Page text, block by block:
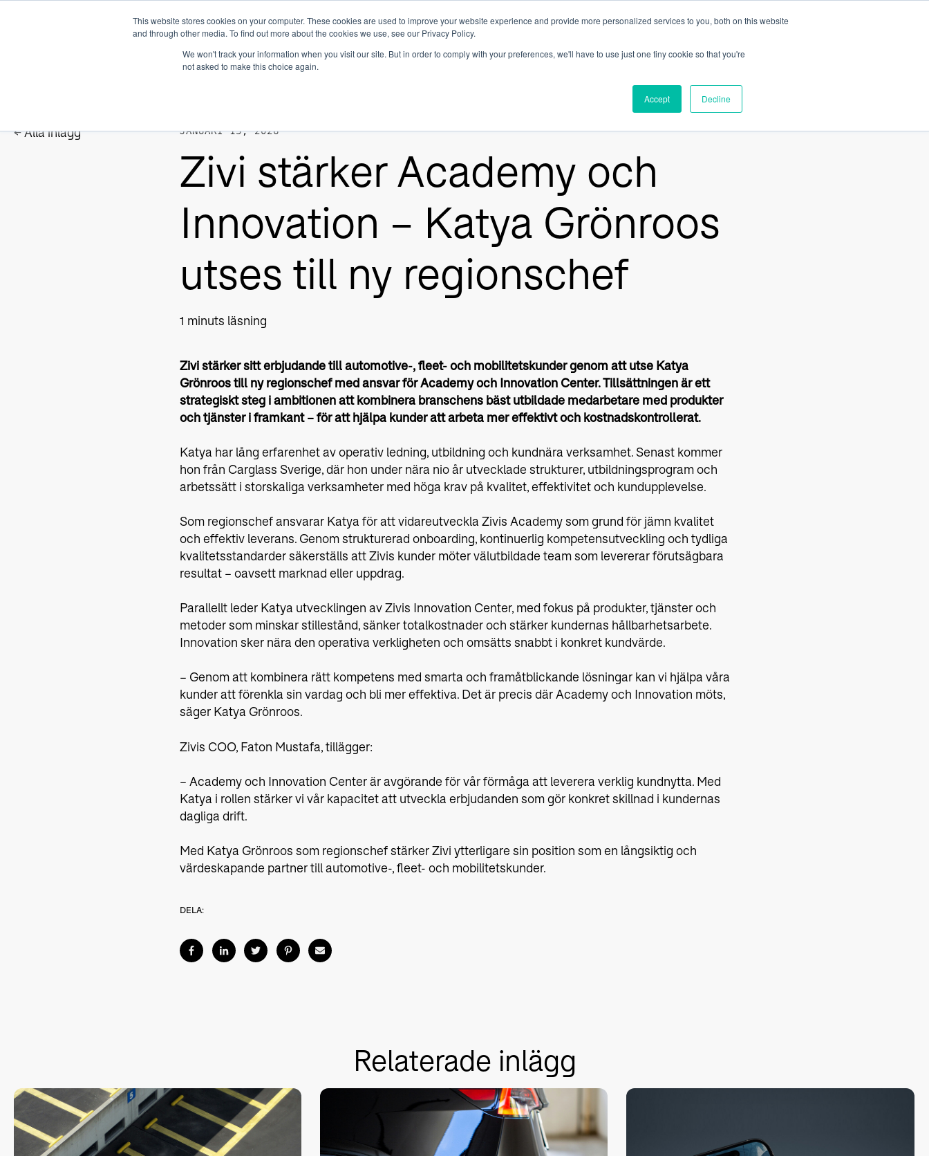
This website stores cookies on your computer. These cookies are used to improve your website experience and provide more personalized services to you, both on this website
and through other media. To find out more about the cookies we use, see our Privacy Policy.
We won't track your information when you visit our site. But in order to comply with your preferences, we'll have to use just one tiny cookie so that you're
not asked to make this choice again.
Accept Decline
Så här fungerar det Om oss
Show submenu for Om oss
Våra tjänster
Alla inlägg JANUARI 13, 2026
Zivi stärker Academy och
Innovation – Katya Grönroos
utses till ny regionschef
1 minuts läsning
Zivi stärker sitt erbjudande till automotive-, fleet- och mobilitetskunder genom att utse Katya
Grönroos till ny regionschef med ansvar för Academy och Innovation Center. Tillsättningen är ett
strategiskt steg i ambitionen att kombinera branschens bäst utbildade medarbetare med produkter
och tjänster i framkant – för att hjälpa kunder att arbeta mer effektivt och kostnadskontrollerat.
Katya har lång erfarenhet av operativ ledning, utbildning och kundnära verksamhet. Senast kommer
hon från Carglass Sverige, där hon under nära nio år utvecklade strukturer, utbildningsprogram och
arbetssätt i storskaliga verksamheter med höga krav på kvalitet, effektivitet och kundupplevelse.
Som regionschef ansvarar Katya för att vidareutveckla Zivis Academy som grund för jämn kvalitet
och effektiv leverans. Genom strukturerad onboarding, kontinuerlig kompetensutveckling och tydliga
kvalitetsstandarder säkerställs att Zivis kunder möter välutbildade team som levererar förutsägbara
resultat – oavsett marknad eller uppdrag.
Parallellt leder Katya utvecklingen av Zivis Innovation Center, med fokus på produkter, tjänster och
metoder som minskar stillestånd, sänker totalkostnader och stärker kundernas hållbarhetsarbete.
Innovation sker nära den operativa verkligheten och omsätts snabbt i konkret kundvärde.
– Genom att kombinera rätt kompetens med smarta och framåtblickande lösningar kan vi hjälpa våra
kunder att förenkla sin vardag och bli mer effektiva. Det är precis där Academy och Innovation möts,
säger Katya Grönroos.
Zivis COO, Faton Mustafa, tillägger:
– Academy och Innovation Center är avgörande för vår förmåga att leverera verklig kundnytta. Med
Katya i rollen stärker vi vår kapacitet att utveckla erbjudanden som gör konkret skillnad i kundernas
dagliga drift.
Med Katya Grönroos som regionschef stärker Zivi ytterligare sin position som en långsiktig och
värdeskapande partner till automotive-, fleet- och mobilitetskunder.
DELA:
Relaterade inlägg